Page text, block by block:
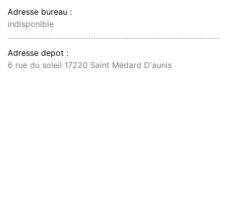
Adresse bureau :
indisponible
Adresse depot :
6 rue du soleil 17220 Saint Médard D'aunis